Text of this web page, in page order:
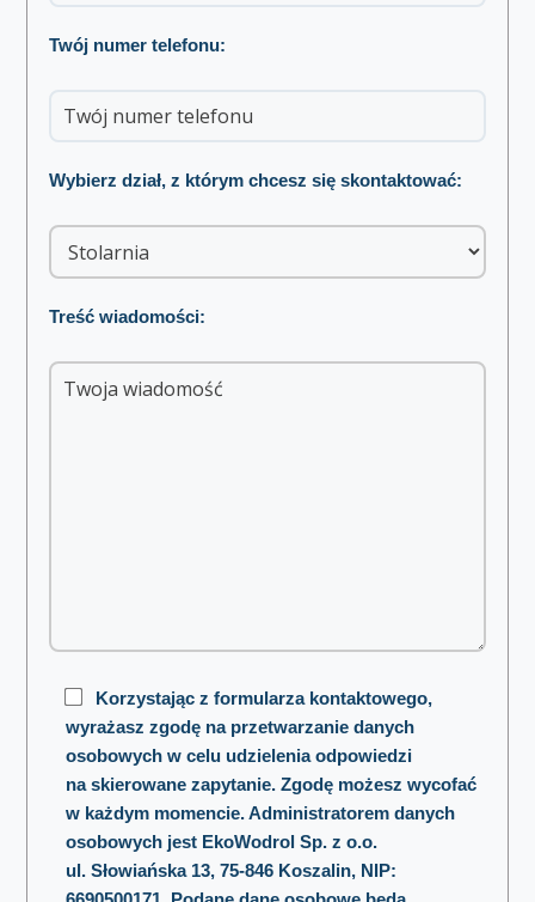
Twój numer telefonu:
Wybierz dział, z którym chcesz się skontaktować:
Treść wiadomości:
Korzystając z formularza kontaktowego,
wyrażasz zgodę na przetwarzanie danych
osobowych w celu udzielenia odpowiedzi
na skierowane zapytanie. Zgodę możesz wycofać
w każdym momencie. Administratorem danych
osobowych jest EkoWodrol Sp. z o.o.
ul. Słowiańska 13, 75-846 Koszalin, NIP: